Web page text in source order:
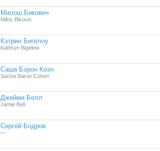
Милош Бикович
Milos Bikovic
Кэтрин Бигелоу
Kathryn Bigelow
Саша Бэрон Коэн
Sacha Baron Cohen
Джейми Белл
Jamie Bell
Сергей Бодров
—